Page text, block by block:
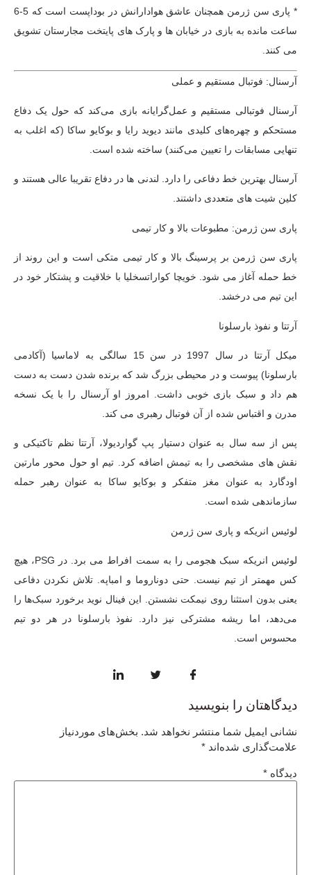
* پاری سن ژرمن همچنان عاشق هوادارانش در بوداپست است که 5-6
ساعت مانده به بازی در خیابان ها و پارک های پایتخت مجارستان تشویق
می کنند.
آرسنال: فوتبال مستقیم و عملی
آرسنال فوتبالی مستقیم و عمل‌گرایانه بازی می‌کند که حول یک دفاع
مستحکم و چهره‌های کلیدی مانند دیوید رایا و بوکایو ساکا (که اغلب به
تنهایی مسابقات را تعیین می‌کنند) ساخته شده است.
آرسنال بهترین خط دفاعی را دارد. لندنی ها در دفاع تقریبا عالی هستند و
کلین شیت های متعددی داشتند.
پاری سن ژرمن: مطبوعات بالا و کار تیمی
پاری سن ژرمن بر پرسینگ بالا و کار تیمی متکی است و این روند از
خط حمله آغاز می شود. خویچا کواراتسخلیا با خلاقیت و پشتکار خود در
این تیم می درخشد.
آرتتا و نفوذ بارسلونا
میکل آرتتا در سال 1997 در سن 15 سالگی به لاماسیا (آکادمی
بارسلونا) پیوست و در محیطی بزرگ شد که برنده شدن دست به دست
هم داد و سبک بازی خوبی داشت. امروز او آرسنال را با یک نسخه
مدرن و اقتباس شده از آن فوتبال رهبری می کند.
پس از سه سال به عنوان دستیار پپ گواردیولا، آرتتا نظم تاکتیکی و
نقش های مشخصی را به تیمش اضافه کرد. تیم او حول محور مارتین
اودگارد به عنوان مغز متفکر و بوکایو ساکا به عنوان رهبر حمله
سازماندهی شده است.
لوئیس انریکه و پاری سن ژرمن
لوئیس انریکه سبک هجومی را به سمت افراط می برد. در PSG، هیچ
کس مهمتر از تیم نیست. حتی دوناروما و امباپه. تلاش نکردن دفاعی
یعنی بدون استثنا روی نیمکت نشستن. این فینال نوید برخورد سبک‌ها را
می‌دهد، اما ریشه مشترکی نیز دارد. نفوذ بارسلونا در هر دو تیم
محسوس است.
دیدگاهتان را بنویسید
نشانی ایمیل شما منتشر نخواهد شد. بخش‌های موردنیاز
علامت‌گذاری شده‌اند *
دیدگاه *